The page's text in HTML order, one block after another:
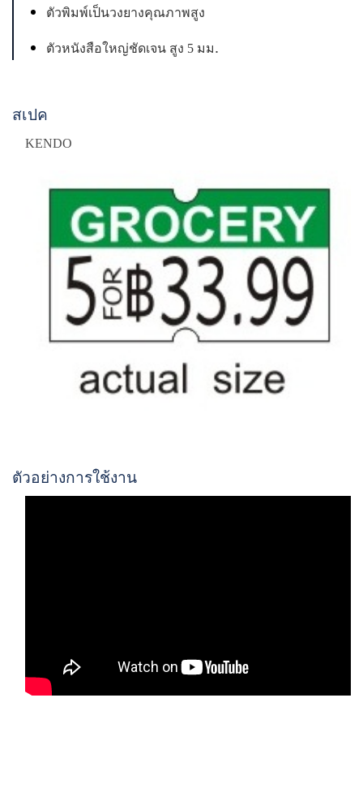
ตัวพิมพ์เป็นวงยางคุณภาพสูง
ตัวหนังสือใหญ่ชัดเจน สูง 5 มม.
สเปค
KENDO
ตัวอย่างการใช้งาน